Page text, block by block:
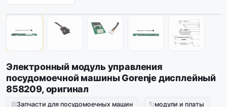
Оригинал 1/
Электронный модуль управления
посудомоечной машины Gorenje дисплейный
858209, оригинал
Запчасти для посудомоечных машин модули и платы